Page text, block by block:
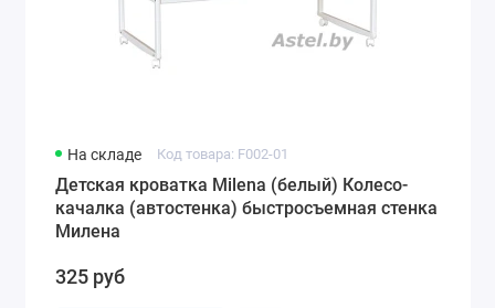
На складе Код товара: F002-01
Детская кроватка Milena (белый) Колесо-
качалка (автостенка) быстросъемная стенка
Милена
325 руб